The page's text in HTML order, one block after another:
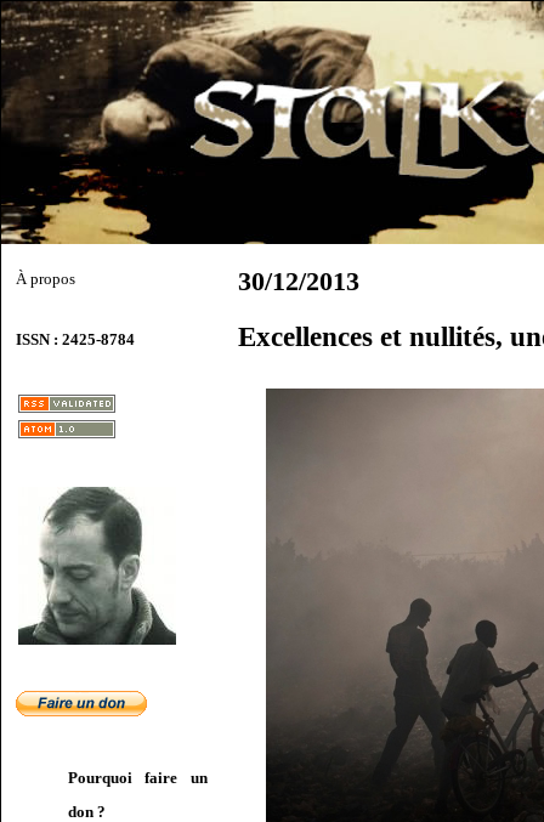
À propos
ISSN : 2425-8784
Pourquoi faire un
don ?
30/12/2013
Excellences et nullités,